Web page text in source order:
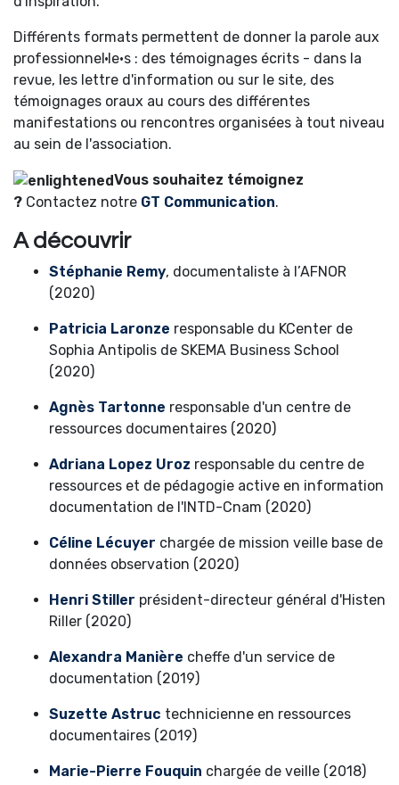
Différents formats permettent de donner la parole aux
professionnel·le·s : des témoignages écrits - dans la
revue, les lettre d'information ou sur le site, des
témoignages oraux au cours des différentes
manifestations ou rencontres organisées à tout niveau
au sein de l'association.
Vous souhaitez témoignez
? Contactez notre GT Communication.
A découvrir
Stéphanie Remy, documentaliste à l’AFNOR
(2020)
Patricia Laronze responsable du KCenter de
Sophia Antipolis de SKEMA Business School
(2020)
Agnès Tartonne responsable d'un centre de
ressources documentaires (2020)
Adriana Lopez Uroz responsable du centre de
ressources et de pédagogie active en information
documentation de l'INTD-Cnam (2020)
Céline Lécuyer chargée de mission veille base de
données observation (2020)
Henri Stiller président-directeur général d'Histen
Riller (2020)
Alexandra Manière cheffe d'un service de
documentation (2019)
Suzette Astruc technicienne en ressources
documentaires (2019)
Marie-Pierre Fouquin chargée de veille (2018)